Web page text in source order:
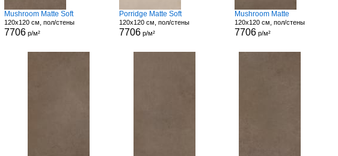
Mushroom Matte Soft
120x120 см, пол/стены
7706р/м²
Porridge Matte Soft
120x120 см, пол/стены
7706 р/м²
Mushroom Matte
120x120 см, пол/стены
7706р/м²